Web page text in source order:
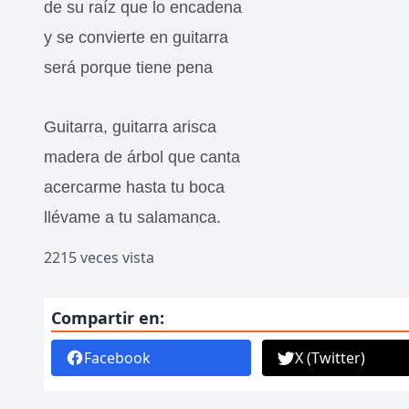
de su raíz que lo encadena
y se convierte en guitarra
será porque tiene pena
Guitarra, guitarra arisca
madera de árbol que canta
acercarme hasta tu boca
llévame a tu salamanca.
2215 veces vista
Compartir en:
Facebook X (Twitter)